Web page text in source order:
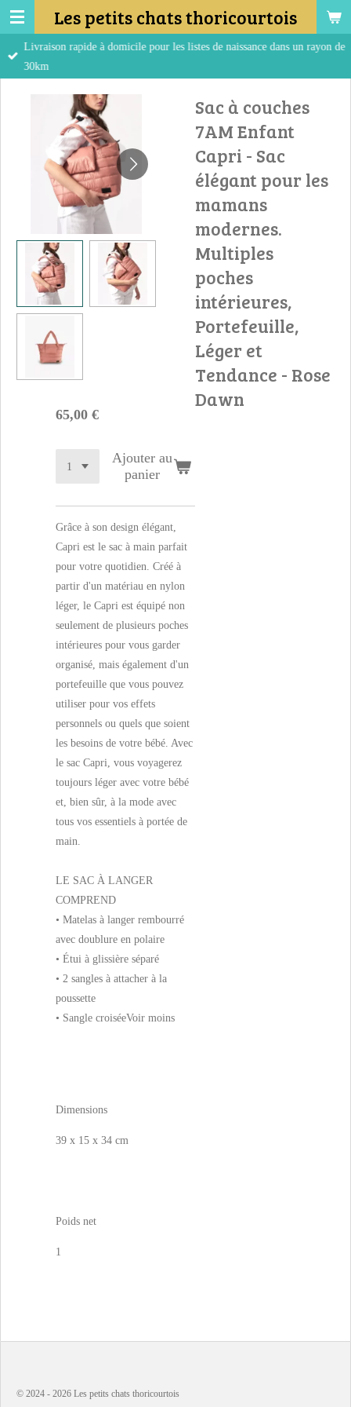
Passer
au
contenu
Les petits chats thoricourtois
Livraison rapide à domicile pour les listes de naissance dans un rayon de
30km
Sac à couches
7AM Enfant
Capri - Sac
élégant pour les
mamans
modernes.
Multiples
poches
intérieures,
Portefeuille,
Léger et
Tendance - Rose
Dawn
65,00 €
Ajouter au
panier
Grâce à son design élégant,
Capri est le sac à main parfait
pour votre quotidien. Créé à
partir d'un matériau en nylon
léger, le Capri est équipé non
seulement de plusieurs poches
intérieures pour vous garder
organisé, mais également d'un
portefeuille que vous pouvez
utiliser pour vos effets
personnels ou quels que soient
les besoins de votre bébé. Avec
le sac Capri, vous voyagerez
toujours léger avec votre bébé
et, bien sûr, à la mode avec
tous vos essentiels à portée de
main.
LE SAC À LANGER
COMPREND
• Matelas à langer rembourré
avec doublure en polaire
• Étui à glissière séparé
• 2 sangles à attacher à la
poussette
• Sangle croiséeVoir moins
Dimensions
39 x 15 x 34 cm
Poids net
1
© 2024 - 2026 Les petits chats thoricourtois